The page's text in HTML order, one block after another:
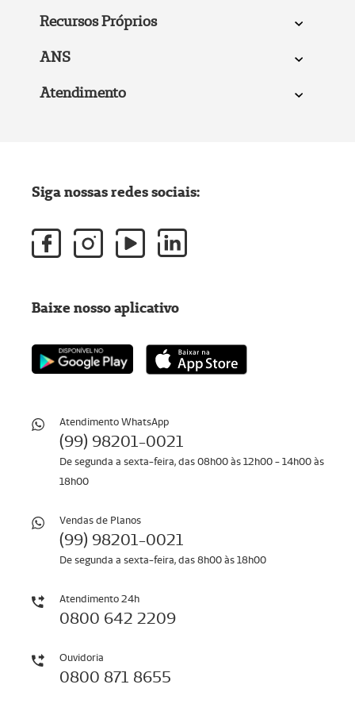
Recursos Próprios
ANS
Atendimento
Atendimento WhatsApp
(99) 98201-0021
De segunda a sexta-feira, das 08h00 às 12h00 - 14h00 às
18h00
Vendas de Planos
(99) 98201-0021
De segunda a sexta-feira, das 8h00 às 18h00
Atendimento 24h
0800 642 2209
Ouvidoria
​​​​​​​0800 871 8655
Siga nossas redes sociais:
Baixe nosso aplicativo